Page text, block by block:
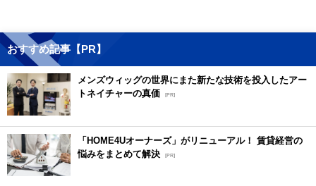
おすすめ記事【PR】
メンズウィッグの世界にまた新たな技術を投入したアー
トネイチャーの真価 [PR]
「HOME4Uオーナーズ」がリニューアル！ 賃貸経営の
悩みをまとめて解決 [PR]